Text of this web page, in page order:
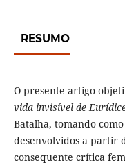
RESUMO
O presente artigo
vida invisível de
Batalha, tomando
desenvolvidos a partir
consequente crítica